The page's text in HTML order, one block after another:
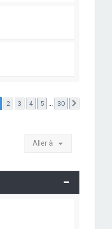
sur 30
2 3 4 5 … 30
Aller à